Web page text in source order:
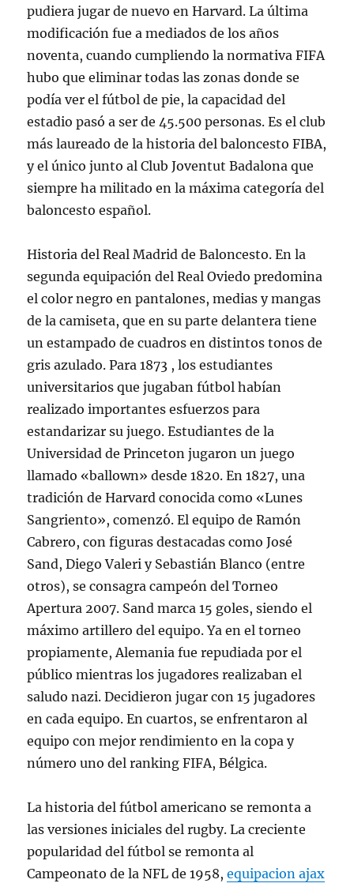
pudiera jugar de nuevo en Harvard. La última
modificación fue a mediados de los años
noventa, cuando cumpliendo la normativa FIFA
hubo que eliminar todas las zonas donde se
podía ver el fútbol de pie, la capacidad del
estadio pasó a ser de 45.500 personas. Es el club
más laureado de la historia del baloncesto FIBA,
y el único junto al Club Joventut Badalona que
siempre ha militado en la máxima categoría del
baloncesto español.
Historia del Real Madrid de Baloncesto. En la
segunda equipación del Real Oviedo predomina
el color negro en pantalones, medias y mangas
de la camiseta, que en su parte delantera tiene
un estampado de cuadros en distintos tonos de
gris azulado. Para 1873 , los estudiantes
universitarios que jugaban fútbol habían
realizado importantes esfuerzos para
estandarizar su juego. Estudiantes de la
Universidad de Princeton jugaron un juego
llamado «ballown» desde 1820. En 1827, una
tradición de Harvard conocida como «Lunes
Sangriento», comenzó. El equipo de Ramón
Cabrero, con figuras destacadas como José
Sand, Diego Valeri y Sebastián Blanco (entre
otros), se consagra campeón del Torneo
Apertura 2007. Sand marca 15 goles, siendo el
máximo artillero del equipo. Ya en el torneo
propiamente, Alemania fue repudiada por el
público mientras los jugadores realizaban el
saludo nazi. Decidieron jugar con 15 jugadores
en cada equipo. En cuartos, se enfrentaron al
equipo con mejor rendimiento en la copa y
número uno del ranking FIFA, Bélgica.
La historia del fútbol americano se remonta a
las versiones iniciales del rugby. La creciente
popularidad del fútbol se remonta al
Campeonato de la NFL de 1958,equipacion ajax